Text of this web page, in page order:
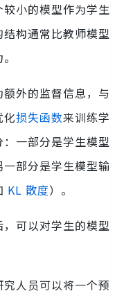
较小的模型作为学生
构通常比教师模型
外的监督信息，与
损失函数来训练学
一部分是学生模型
部分是学生模型输
KL 散度）。
可以对学生的模型
人员可以将一个预